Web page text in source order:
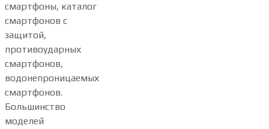
смартфоны, каталог
смартфонов с
защитой,
противоударных
смартфонов,
водонепроницаемых
смартфонов.
Большинство
моделей